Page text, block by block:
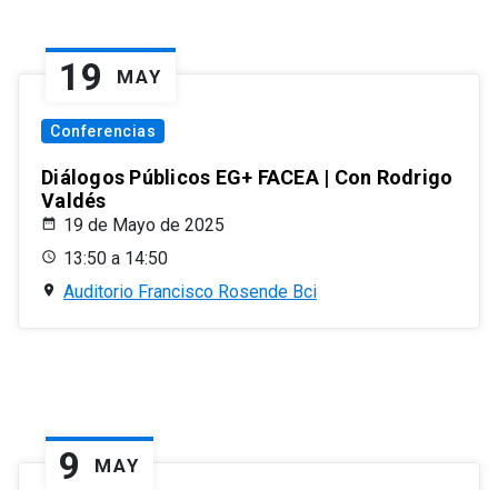
19 MAY
Conferencias
Diálogos Públicos EG+ FACEA | Con Rodrigo
Valdés
19 de Mayo de 2025
13:50 a 14:50
Auditorio Francisco Rosende Bci
9 MAY